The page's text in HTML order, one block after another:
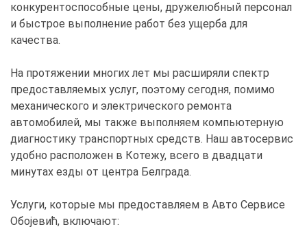
конкурентоспособные цены, дружелюбный персонал
и быстрое выполнение работ без ущерба для
качества.
На протяжении многих лет мы расширяли спектр
предоставляемых услуг, поэтому сегодня, помимо
механического и электрического ремонта
автомобилей, мы также выполняем компьютерную
диагностику транспортных средств. Наш автосервис
удобно расположен в Котежу, всего в двадцати
минутах езды от центра Белграда.
Услуги, которые мы предоставляем в Авто Сервисе
Обојевић, включают: